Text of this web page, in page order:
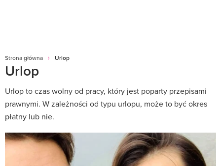
Strona główna Urlop
Urlop
Urlop to czas wolny od pracy, który jest poparty przepisami
prawnymi. W zależności od typu urlopu, może to być okres
płatny lub nie.